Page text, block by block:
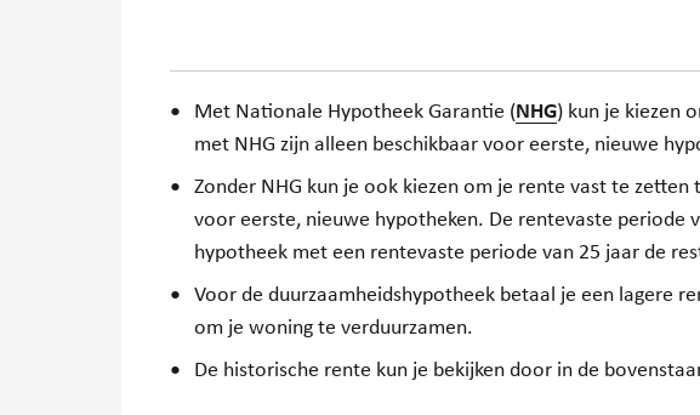
Met Nationale Hypotheek Garantie (NHG) kun je kiezen
met NHG zijn alleen beschikbaar voor eerste, nieuwe
Zonder NHG kun je ook kiezen om je rente vast te
voor eerste, nieuwe hypotheken. De rentevaste periode
hypotheek met een rentevaste periode van 25 jaar de
Voor de duurzaamheidshypotheek betaal je een lagere
om je woning te verduurzamen.
De historische rente kun je bekijken door in de